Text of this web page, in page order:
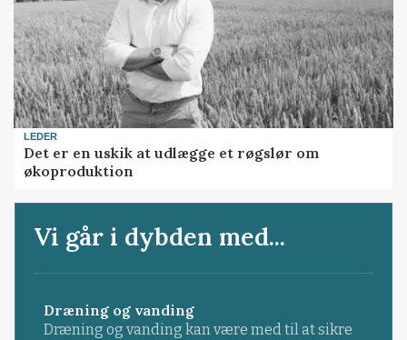
LEDER
Det er en uskik at udlægge et røgslør om
økoproduktion
Vi går i dybden med...
Dræning og vanding
Dræning og vanding kan være med til at sikre